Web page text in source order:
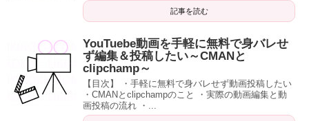
記事を読む
YouTuebe動画を手軽に無料で身バレせ
ず編集＆投稿したい～CMANと
clipchamp～
【目次】 ・手軽に無料で身バレせず動画投稿したい
・CMANとclipchampのこと ・実際の動画編集と動
画投稿の流れ ・...